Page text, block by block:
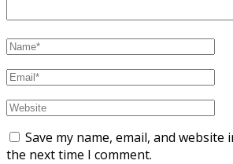
Save my name, email, and
the next time I comment.